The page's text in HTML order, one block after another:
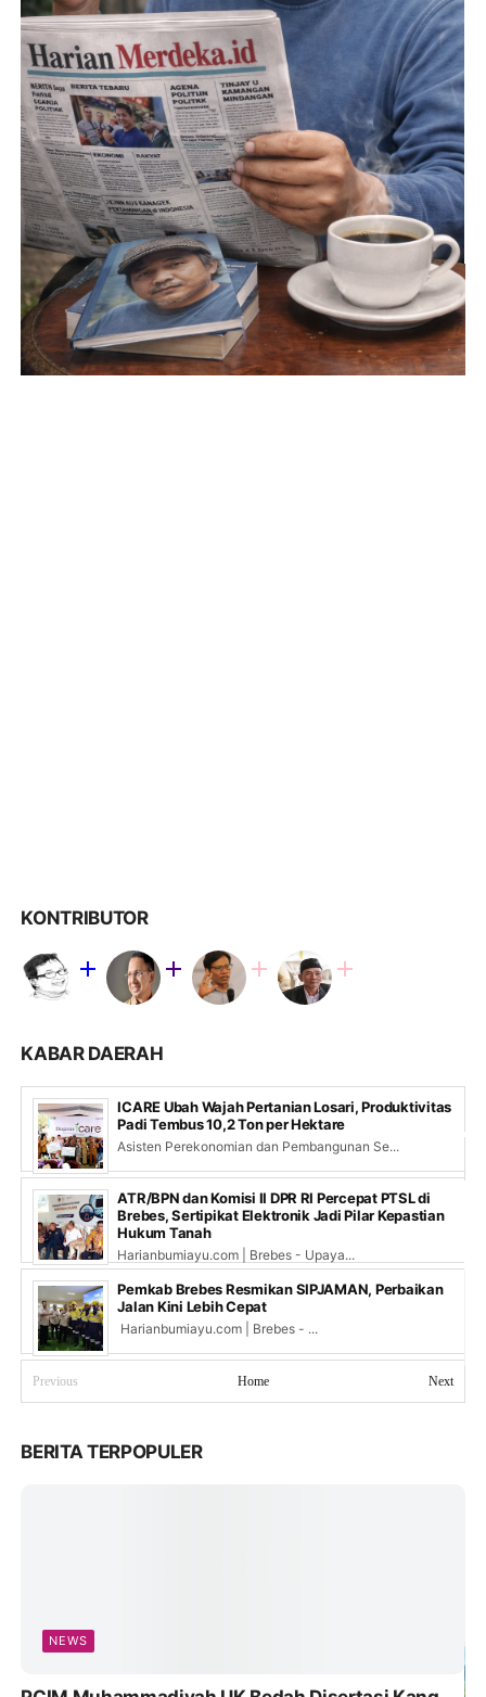
KONTRIBUTOR
KABAR DAERAH
ICARE Ubah Wajah Pertanian Losari, Produktivitas
Padi Tembus 10,2 Ton per Hektare
Asisten Perekonomian dan Pembangunan Se...
ATR/BPN dan Komisi II DPR RI Percepat PTSL di
Brebes, Sertipikat Elektronik Jadi Pilar Kepastian
Hukum Tanah
Harianbumiayu.com | Brebes - Upaya...
Pemkab Brebes Resmikan SIPJAMAN, Perbaikan
Jalan Kini Lebih Cepat
Harianbumiayu.com | Brebes - ...
Previous Next
Home
BERITA TERPOPULER
NEWS